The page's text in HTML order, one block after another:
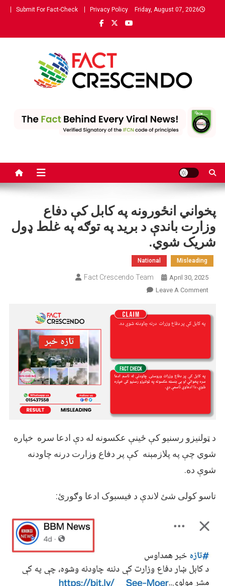
Friday, August 07, 2026
Privacy Policy
Submit For Fact-Check
fact-checking website in
پخواني انځورونه په کابل کې دفاع
وزارت باندې د برید په توګه په غلط ډول
شریک شوي.
Misleading
National
April 30, 2025
Fact Crescendo Team
Leave A Comment
On
انځورونه
په
دفاع
وزارت
باندې
په
په
غلط
د ټولنیزو رسنیو کې ځینې عکسونه له دې ادعا سره خپاره
شوي چې په پلازمېنه کې پر دفاع وزارت درنه چاودنه
شوې ده.
تاسو کولی شئ لاندې د فیسبوک ادعا وګورئ: